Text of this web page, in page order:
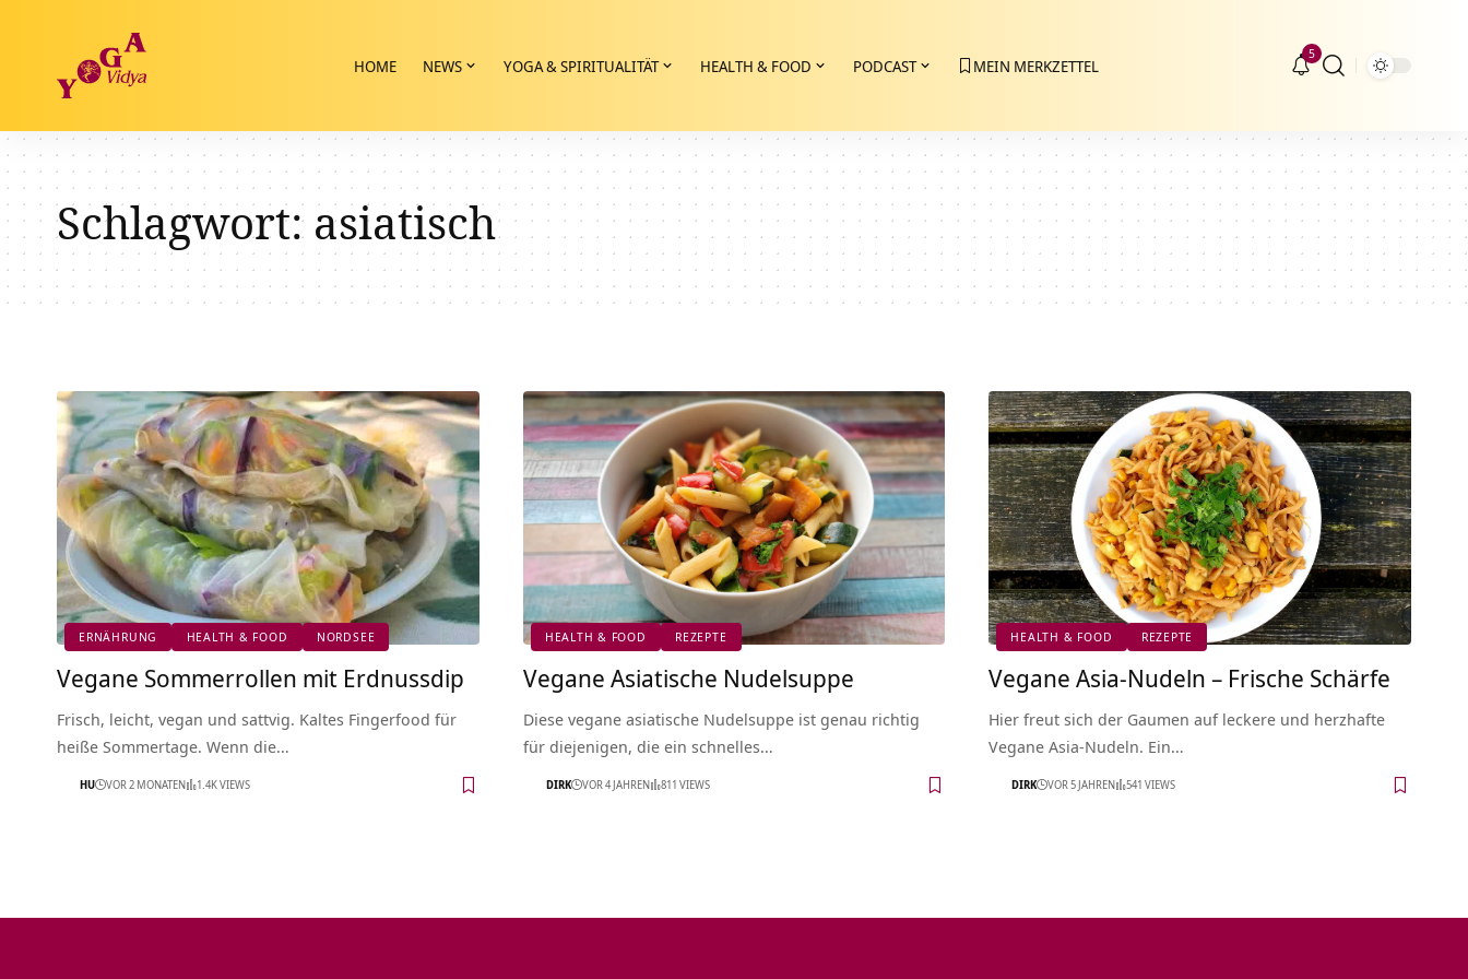
HOME NEWS YOGA & SPIRITUALITÄT HEALTH & FOOD PODCAST MEIN MERKZETTEL
5
Schlagwort: asiatisch
ERNÄHRUNG HEALTH & FOOD NORDSEE
Vegane Sommerrollen mit Erdnussdip
Frisch, leicht, vegan und sattvig. Kaltes Fingerfood für
heiße Sommertage. Wenn die…
HU VOR 2 MONATEN 1.4K VIEWS
HEALTH & FOOD REZEPTE
Vegane Asiatische Nudelsuppe
Diese vegane asiatische Nudelsuppe ist genau richtig
für diejenigen, die ein schnelles…
DIRK VOR 4 JAHREN 811 VIEWS
HEALTH & FOOD REZEPTE
Vegane Asia-Nudeln – Frische Schärfe
Hier freut sich der Gaumen auf leckere und herzhafte
Vegane Asia-Nudeln. Ein…
DIRK VOR 5 JAHREN 541 VIEWS